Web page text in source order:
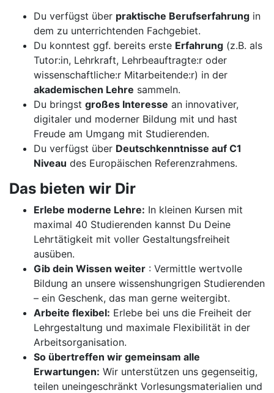
Du verfügst über praktische Berufserfahrung in
dem zu unterrichtenden Fachgebiet.
Du konntest ggf. bereits erste Erfahrung (z.B. als
Tutor:in, Lehrkraft, Lehrbeauftragte:r oder
wissenschaftliche:r Mitarbeitende:r) in der
akademischen Lehre sammeln.
Du bringst großes Interesse an innovativer,
digitaler und moderner Bildung mit und hast
Freude am Umgang mit Studierenden.
Du verfügst über Deutschkenntnisse auf C1
Niveau des Europäischen Referenzrahmens.
Das bieten wir Dir
Erlebe moderne Lehre: In kleinen Kursen mit
maximal 40 Studierenden kannst Du Deine
Lehrtätigkeit mit voller Gestaltungsfreiheit
ausüben.
Gib dein Wissen weiter : Vermittle wertvolle
Bildung an unsere wissenshungrigen Studierenden
– ein Geschenk, das man gerne weitergibt.
Arbeite flexibel: Erlebe bei uns die Freiheit der
Lehrgestaltung und maximale Flexibilität in der
Arbeitsorganisation.
So übertreffen wir gemeinsam alle
Erwartungen: Wir unterstützen uns gegenseitig,
teilen uneingeschränkt Vorlesungsmaterialien und